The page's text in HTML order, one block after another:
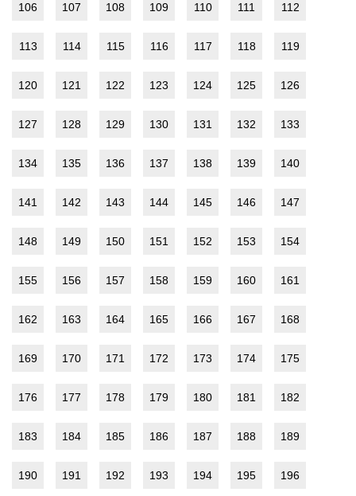
106 107 108 109 110 111 112
113 114 115 116 117 118 119
120 121 122 123 124 125 126
127 128 129 130 131 132 133
134 135 136 137 138 139 140
141 142 143 144 145 146 147
148 149 150 151 152 153 154
155 156 157 158 159 160 161
162 163 164 165 166 167 168
169 170 171 172 173 174 175
176 177 178 179 180 181 182
183 184 185 186 187 188 189
190 191 192 193 194 195 196